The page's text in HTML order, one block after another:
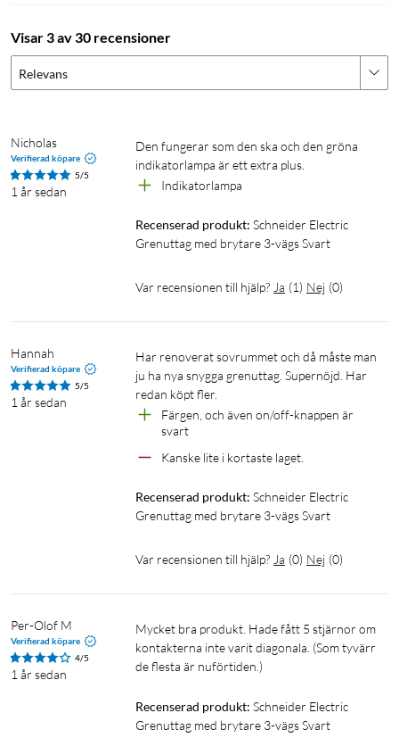
Visar 3 av 30 recensioner
Relevans
Nicholas
Verifierad köpare
5/5
1 år sedan
Den fungerar som den ska och den gröna
indikatorlampa är ett extra plus.
Indikatorlampa
Recenserad produkt: Schneider Electric
Grenuttag med brytare 3-vägs Svart
Var recensionen till hjälp? Ja (1) Nej (0)
Hannah
Verifierad köpare
5/5
1 år sedan
Har renoverat sovrummet och då måste man
ju ha nya snygga grenuttag. Supernöjd. Har
redan köpt fler.
Färgen, och även on/off-knappen är
svart
Kanske lite i kortaste laget.
Recenserad produkt: Schneider Electric
Grenuttag med brytare 3-vägs Svart
Var recensionen till hjälp? Ja (0) Nej (0)
Per-Olof M
Verifierad köpare
4/5
1 år sedan
Mycket bra produkt. Hade fått 5 stjärnor om
kontakterna inte varit diagonala. (Som tyvärr
de flesta är nuförtiden.)
Recenserad produkt: Schneider Electric
Grenuttag med brytare 3-vägs Svart